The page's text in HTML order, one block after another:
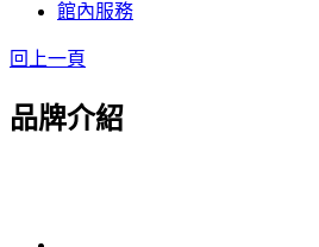
館內服務
回上一頁
品牌介紹